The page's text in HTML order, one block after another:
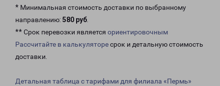
* Минимальная стоимость доставки по выбранному
направлению: 580 руб.
** Срок перевозки является ориентировочным
Рассчитайте в калькуляторесрок и детальную стоимость
доставки.
Детальная таблица с тарифами для филиала «Пермь»